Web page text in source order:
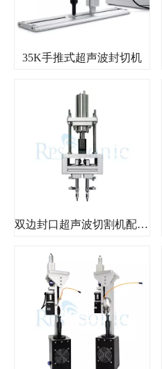
35K手推式超声波封切机
双边封口超声波切割机配合滚轮分切对织物进行切割